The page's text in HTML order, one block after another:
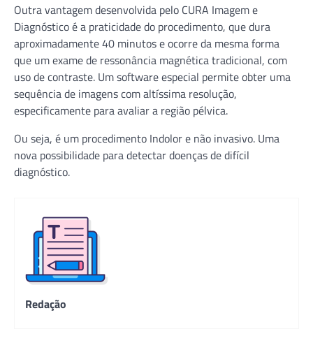
Outra vantagem desenvolvida pelo CURA Imagem e
Diagnóstico é a praticidade do procedimento, que dura
aproximadamente 40 minutos e ocorre da mesma forma
que um exame de ressonância magnética tradicional, com
uso de contraste. Um software especial permite obter uma
sequência de imagens com altíssima resolução,
especificamente para avaliar a região pélvica.
Ou seja, é um procedimento Indolor e não invasivo. Uma
nova possibilidade para detectar doenças de difícil
diagnóstico.
Redação